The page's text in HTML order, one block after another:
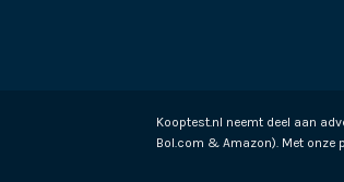
Kooptest.nl neemt deel aan
Bol.com & Amazon). Met